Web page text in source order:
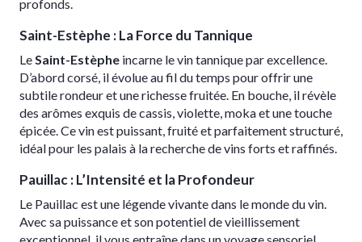
profonds.
Saint-Estèphe : La Force du Tannique
LeSaint-Estèphe incarne le vin tannique par excellence.
D’abord corsé, il évolue au fil du temps pour offrir une
subtile rondeur et une richesse fruitée. En bouche, il révèle
des arômes exquis de cassis, violette, moka et une touche
épicée. Ce vin est puissant, fruité et parfaitement structuré,
idéal pour les palais à la recherche de vins forts et raffinés.
Pauillac : L’Intensité et la Profondeur
Le Pauillac est une légende vivante dans le monde du vin.
Avec sa puissance et son potentiel de vieillissement